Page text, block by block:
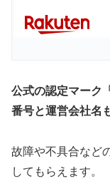
公式の認定マーク
番号と運営会社名
故障や不具合など
してもらえます。